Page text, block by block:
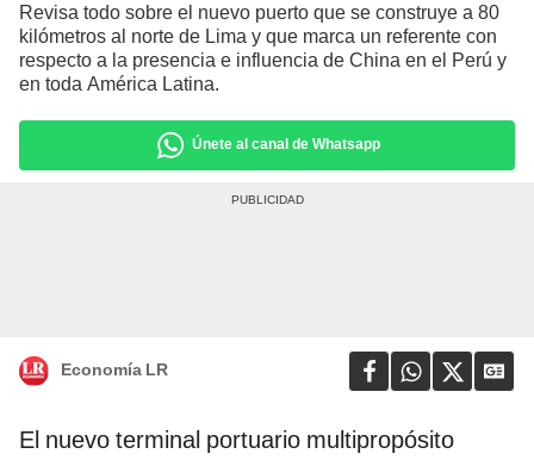
Revisa todo sobre el nuevo puerto que se construye a 80
kilómetros al norte de Lima y que marca un referente con
respecto a la presencia e influencia de China en el Perú y
en toda América Latina.
Únete al canal de Whatsapp
Economía LR
El nuevo terminal portuario multipropósito